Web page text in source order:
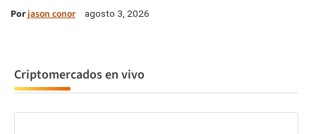
Porjason conor agosto 3, 2026
Criptomercados en vivo